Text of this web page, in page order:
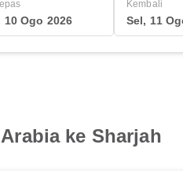
10 Ogo 2026
Kembali
Sel, 11
ke Sharjah